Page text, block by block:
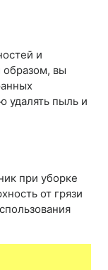
и
образом, вы
удалять пыль и
при уборке
от грязи